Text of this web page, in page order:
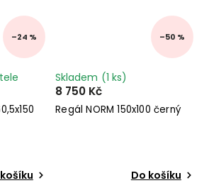
–24 % –50 %
Regál NORM 150x100 černý
Skladem (1 ks)
8 750 Kč
Do košíku